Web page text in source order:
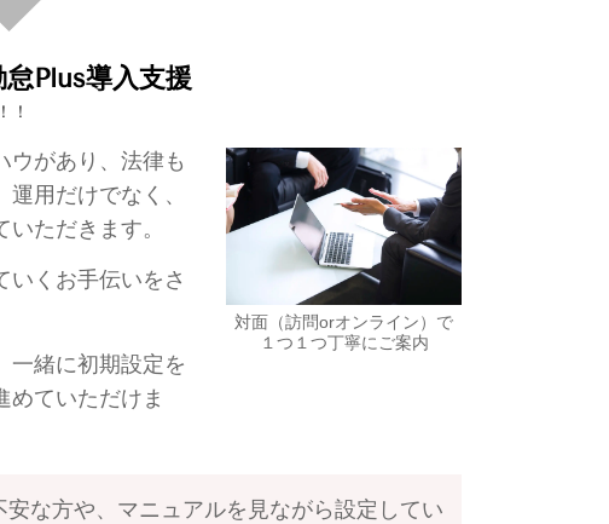
Plus導入支援
！
対面（訪問orオンライン）で
１つ１つ丁寧にご案内
ウがあり、法律も
用だけでなく、
ただきます。
いくお手伝いをさ
一緒に初期設定を
めていただけま
な方や、マニュアルを見ながら設定してい